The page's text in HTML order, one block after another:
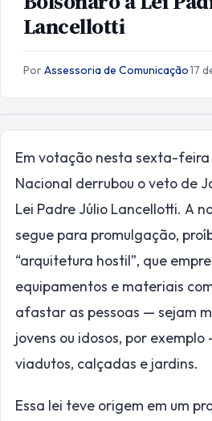
Lancellotti
PorAssessoria de Comunicação·17
Em votação nesta sexta-feira
Nacional derrubou o veto de
Lei Padre Júlio Lancellotti. A
segue para promulgação,
“arquitetura hostil”, que
equipamentos e materiais
afastar as pessoas — sejam
jovens ou idosos, por
viadutos, calçadas e jardins.
Essa lei teve origem em um